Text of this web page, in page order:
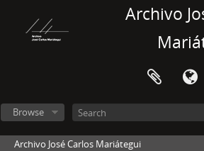
Archivo
Browse
Archivo José Carlos Mariátegui